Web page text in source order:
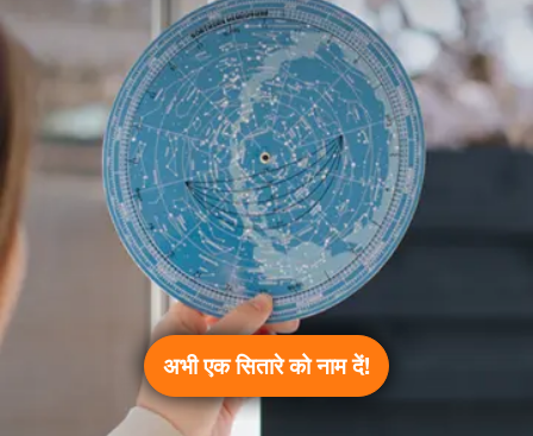
अभी एक सितारे को नाम दें!